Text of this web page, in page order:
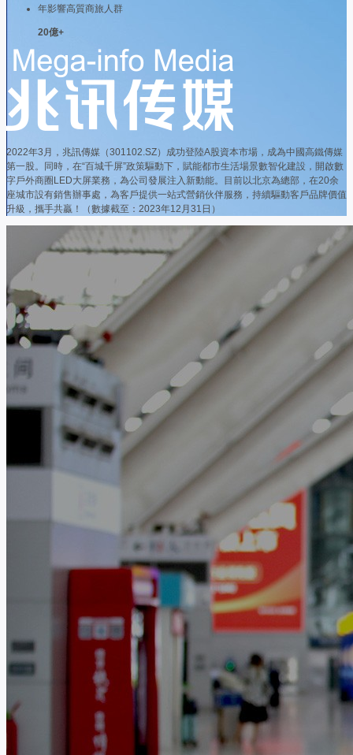
年影響高質商旅人群
20億+
2022年3月，兆訊傳媒（301102.SZ）成功登陸A股資本市場，成為中國高鐵傳媒
第一股。同時，在“百城千屏”政策驅動下，賦能都市生活場景數智化建設，開啟數
字戶外商圈LED大屏業務，為公司發展注入新動能。目前以北京為總部，在20余
座城市設有銷售辦事處，為客戶提供一站式營銷伙伴服務，持續驅動客戶品牌價值
升級，攜手共贏！
（數據截至：2023年12月31日）